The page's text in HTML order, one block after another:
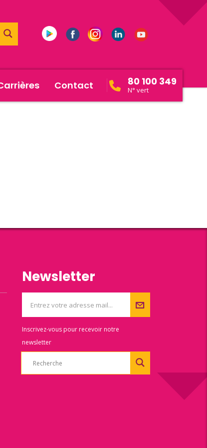
Contact 80 100 349
N° vert
Newsletter
Inscrivez-vous pour recevoir notre
newsletter